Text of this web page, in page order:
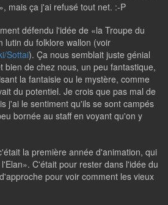
mais ça j'ai refusé tout net. :-P
défendu l'idée de «la Troupe du
lutin du folklore wallon (voir
Sottai). Ça nous semblait juste génial
bien de chez nous, un peu fantastique,
la fantaisie ou le mystère, comme
du potentiel. Je crois que pas mal de
j'ai le sentiment qu'ils se sont campés
bornée au staff en voyant qu'on y
la première année d'animation, qui
C'était pour rester dans l'idée du
pour voir comment les vieux